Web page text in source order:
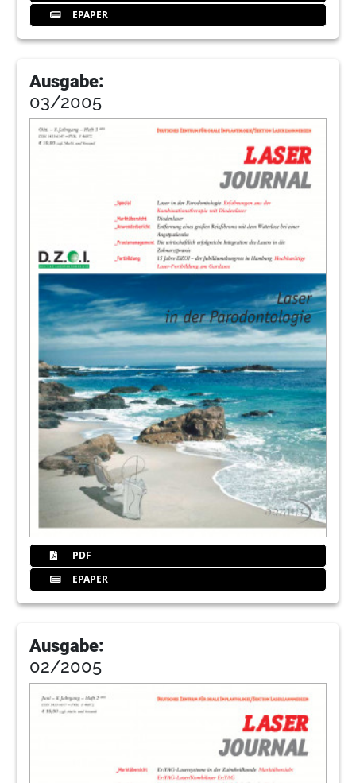
EPAPER
Ausgabe:
03/2005
PDF
EPAPER
Ausgabe:
02/2005